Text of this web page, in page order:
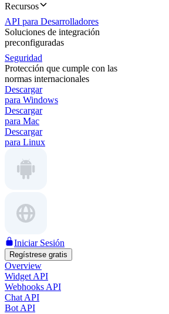
Recursos
API para Desarrolladores
Soluciones de integración
preconfiguradas
Seguridad
Protección que cumple con las
normas internacionales
Descargar
para Windows
Descargar
para Mac
Descargar
para Linux
Iniciar Sesión
Regístrese gratis
Overview
Widget API
Webhooks API
Chat API
Bot API